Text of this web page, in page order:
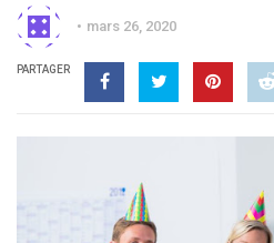
mars 26, 2020
PARTAGER